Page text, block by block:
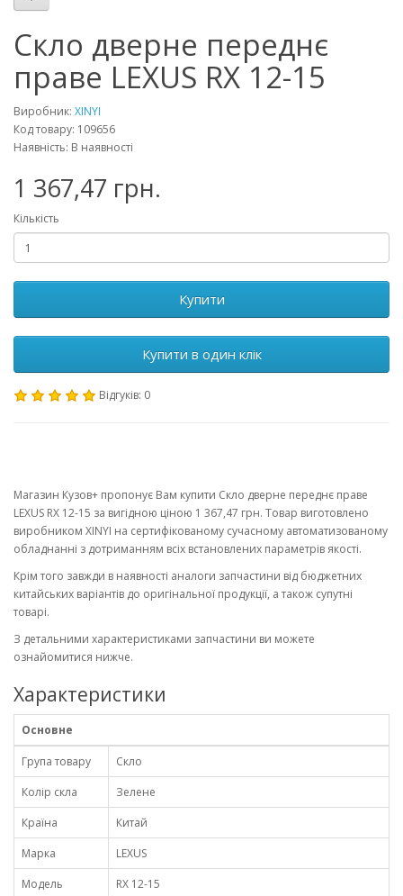
Скло дверне переднє
праве LEXUS RX 12-15
Виробник: XINYI
Код товару: 109656
Наявність: В наявності
1 367,47 грн.
Кількість
Купити
Купити в один клік
Відгуків: 0
Магазин Кузов+ пропонує Вам купити Скло дверне переднє праве
LEXUS RX 12-15 за вигідною ціною 1 367,47 грн. Товар виготовлено
виробником XINYI на сертифікованому сучасному автоматизованому
обладнанні з дотриманням всіх встановлених параметрів якості.
Крім того завжди в наявності аналоги запчастини від бюджетних
китайських варіантів до оригінальної продукції, а також супутні
товарі.
З детальними характеристиками запчастини ви можете
ознайомитися нижче.
Характеристики
Основне
Група товару
Скло
Колір скла
Зелене
Країна
Китай
Марка
LEXUS
Модель
RX 12-15